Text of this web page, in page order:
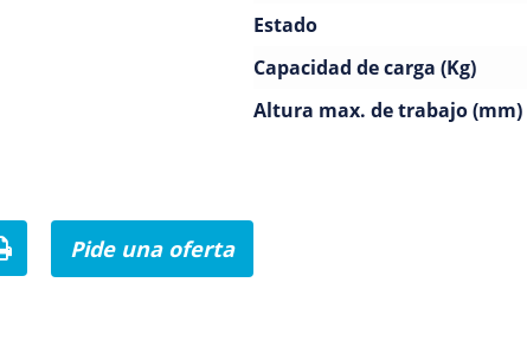
Estado
Capacidad de carga (Kg)
Altura max. de trabajo (mm)
Pide una oferta